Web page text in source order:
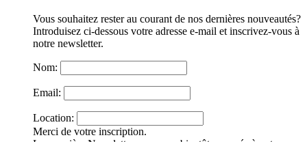
Vous souhaitez rester au courant de nos dernières nouveautés?
Introduisez ci-dessous votre adresse e-mail et inscrivez-vous à
notre newsletter.
Nom:
Email:
Location:
Merci de votre inscription.